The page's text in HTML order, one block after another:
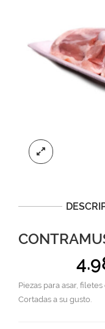
Piezas para asar, filetes
Cortadas a su gusto.